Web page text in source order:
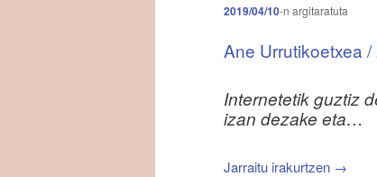
2019/04/10-n argitaratuta
Ane Urrutikoetxea
Internetetik guztiz
izan dezake eta…
Jarraitu irakurtzen →